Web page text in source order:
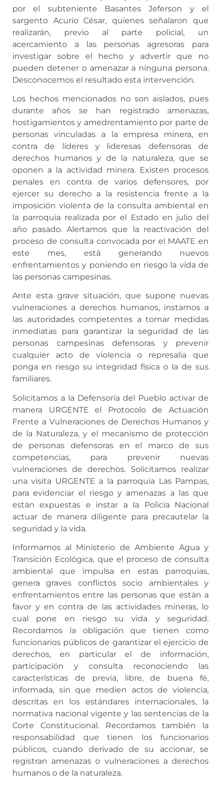
por el subteniente Basantes Jeferson y el
sargento Acurio César, quienes señalaron que
realizarán, previo al parte policial, un
acercamiento a las personas agresoras para
investigar sobre el hecho y advertir que no
pueden detener o amenazar a ninguna persona.
Desconocemos el resultado esta intervención.
Los hechos mencionados no son aislados, pues
durante años se han registrado amenazas,
hostigamientos y amedrentamiento por parte de
personas vinculadas a la empresa minera, en
contra de líderes y lideresas defensoras de
derechos humanos y de la naturaleza, que se
oponen a la actividad minera. Existen procesos
penales en contra de varios defensores, por
ejercer su derecho a la resistencia frente a la
imposición violenta de la consulta ambiental en
la parroquia realizada por el Estado en julio del
año pasado. Alertamos que la reactivación del
proceso de consulta convocada por el MAATE en
este mes, está generando nuevos
enfrentamientos y poniendo en riesgo la vida de
las personas campesinas.
Ante esta grave situación, que supone nuevas
vulneraciones a derechos humanos, instamos a
las autoridades competentes a tomar medidas
inmediatas para garantizar la seguridad de las
personas campesinas defensoras y prevenir
cualquier acto de violencia o represalia que
ponga en riesgo su integridad física o la de sus
familiares.
Solicitamos a la Defensoría del Pueblo activar de
manera URGENTE el Protocolo de Actuación
Frente a Vulneraciones de Derechos Humanos y
de la Naturaleza, y el mecanismo de protección
de personas defensoras en el marco de sus
competencias, para prevenir nuevas
vulneraciones de derechos. Solicitamos realizar
una visita URGENTE a la parroquia Las Pampas,
para evidenciar el riesgo y amenazas a las que
están expuestas e instar a la Policía Nacional
actuar de manera diligente para precautelar la
seguridad y la vida.
Informamos al Ministerio de Ambiente Agua y
Transición Ecológica, que el proceso de consulta
ambiental que impulsa en estas parroquias,
genera graves conflictos socio ambientales y
enfrentamientos entre las personas que están a
favor y en contra de las actividades mineras, lo
cual pone en riesgo su vida y seguridad.
Recordamos la obligación que tienen como
funcionarios públicos de garantizar el ejercicio de
derechos, en particular el de información,
participación y consulta reconociendo las
características de previa, libre, de buena fé,
informada, sin que medien actos de violencia,
descritas en los estándares internacionales, la
normativa nacional vigente y las sentencias de la
Corte Constitucional. Recordamos también la
responsabilidad que tienen los funcionarios
públicos, cuando derivado de su accionar, se
registran amenazas o vulneraciones a derechos
humanos o de la naturaleza.